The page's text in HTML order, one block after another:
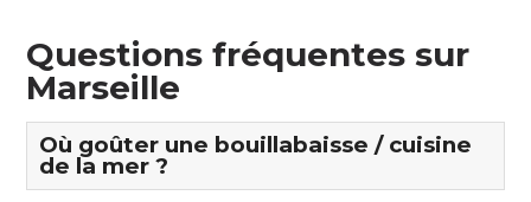
Questions fréquentes sur
Marseille
Où goûter une bouillabaisse / cuisine
de la mer ?